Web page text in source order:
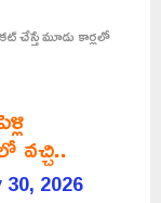
చేస్తే మూడు కార్లలో
వచ్చి..
2026